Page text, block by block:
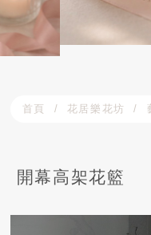
首頁 花居樂花坊
開幕高架花籃